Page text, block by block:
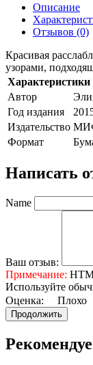
Описание
Отзывов (0)
Красивая
узорами,
Характеристики
Автор
Год издания
Издательство
Формат
Написать
Name
Ваш отзыв:
Примечание:
Используйте
Оценка: Плохо
Продолжить